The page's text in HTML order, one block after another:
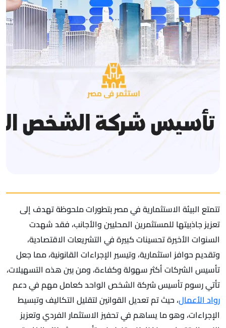
تتمتع البيئة الاستثمارية في مصر بتطورات ملحوظة تهدف إلى
تعزيز جاذبيتها للمستثمرين المحليين والأجانب، فقد شهدت
السنوات الأخيرة تحسينات كبيرة في التشريعات الاقتصادية،
وتقديم حوافز استثمارية، وتيسير الإجراءات القانونية، مما جعل
تأسيس الشركات أكثر سهولة وكفاءة، ومن بين هذه التسهيلات،
تأتي رسوم تأسيس شركة الشخص الواحد كعامل مهم في دعم
رواد الأعمال، حيث تم تعديل القوانين لتقليل التكاليف وتبسيط
الإجراءات، وهو ما يساهم في تحفيز الاستثمار الفردي وتعزيز